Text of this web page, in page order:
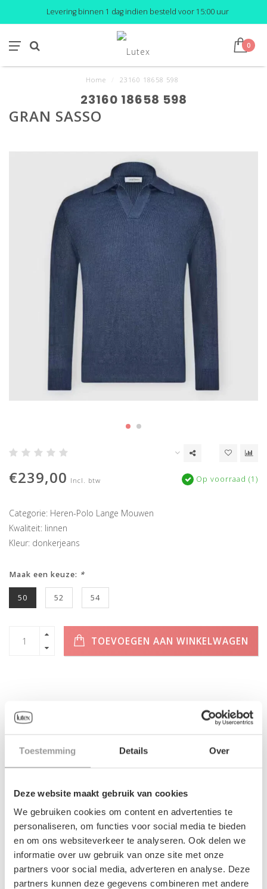
Toestemming Details Over
Deze website maakt gebruik van cookies
We gebruiken cookies om content en advertenties te
personaliseren, om functies voor social media te bieden
en om ons websiteverkeer te analyseren. Ook delen we
informatie over uw gebruik van onze site met onze
partners voor social media, adverteren en analyse. Deze
partners kunnen deze gegevens combineren met andere
Levering binnen 1 dag indien besteld voor 15:00 uur
0
Home 23160 18658 598
23160 18658 598
GRAN SASSO
€239,00 Incl. btw Op voorraad (1)
Categorie: Heren-Polo Lange Mouwen
Kwaliteit: linnen
Kleur: donkerjeans
Maak een keuze: *
50 52 54
TOEVOEGEN AAN WINKELWAGEN
Geen informatie gevonden
23160 18658 598
Nog niet gewaardeerd
0 sterren op basis van 0 beoordelingen
JE BEOORDELING TOEVOEGEN